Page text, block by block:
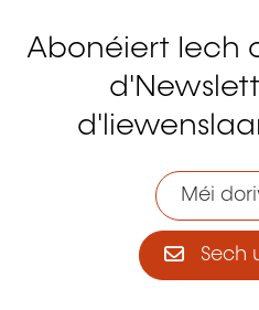
Abonéiert Iech
Méi
Sech